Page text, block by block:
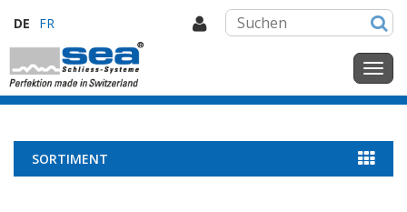
DE FR
SORTIMENT